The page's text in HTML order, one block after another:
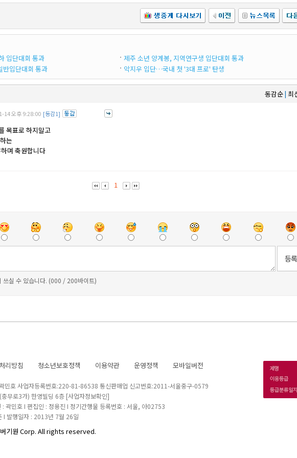
입단대회 통과
반입단대회 통과
제주 소년 양계봉, 지역연구생 입단대회 통과
악지우 입단…국내 첫 '3대 프로' 탄생
동감순| 최
14 오후 9:28:00 [동감1]
목표로 하지말고
는
며 축원합니다
1
쓰실 수 있습니다. (000 / 200바이트)
리방침 청소년보호정책 이용약관 운영정책 모바일버전
민호 사업자등록번호:220-81-86538 통신판매업 신고번호:2011-서울중구-0579
무로3가) 한영빌딩 6층 [사업자정보확인]
: 곽민호 I 편집인 : 정용진 I 정기간행물 등록번호 : 서울, 아02753
I 발행일자 : 2013년 7월 26일
기원 Corp. All rights reserved.